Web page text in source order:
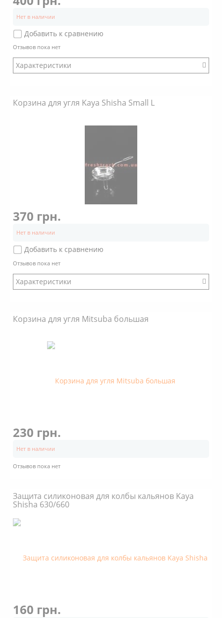
Нет в наличии
Добавить к сравнению
Отзывов пока нет
Характеристики
Корзина для угля Kaya Shisha Small L
370 грн.
Нет в наличии
Добавить к сравнению
Отзывов пока нет
Характеристики
Корзина для угля Mitsuba большая
230 грн.
Нет в наличии
Отзывов пока нет
Защита силиконовая для колбы кальянов Kaya
Shisha 630/660
160 грн.